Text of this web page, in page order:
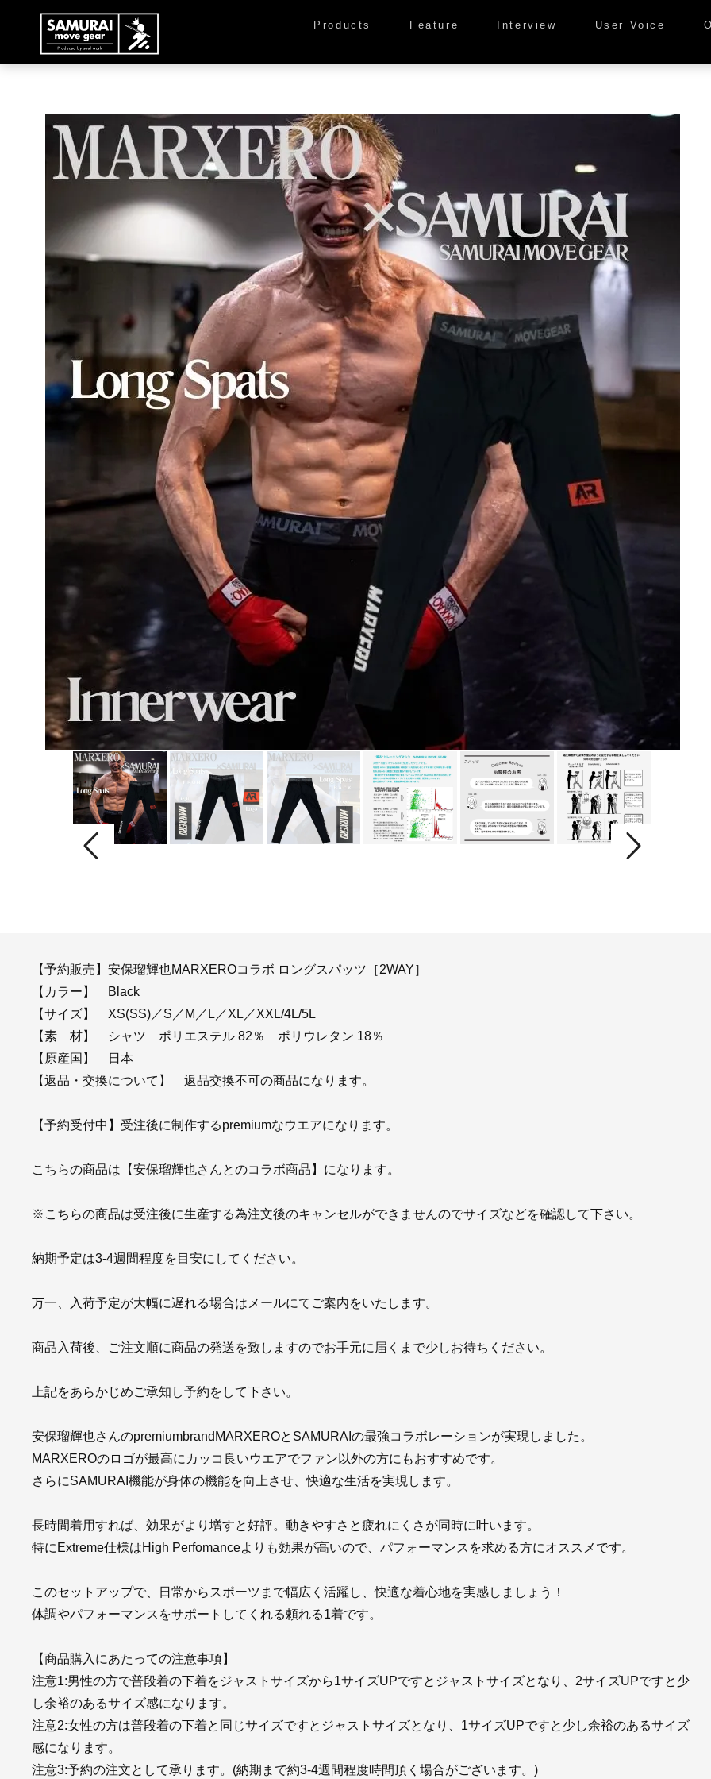
Products Feature Interview User Voice
【予約販売】安保瑠輝也MARXEROコラボ ロングスパッツ［2WAY］
【カラー】 Black
【サイズ】 XS(SS)／S／M／L／XL／XXL/4L/5L
【素 材】 シャツ ポリエステル 82％ ポリウレタン 18％
【原産国】 日本
【返品・交換について】 返品交換不可の商品になります。
【予約受付中】受注後に制作するpremiumなウエアになります。
こちらの商品は【安保瑠輝也さんとのコラボ商品】になります。
※こちらの商品は受注後に生産する為注文後のキャンセルができませんのでサイズなどを確認して下さい。
納期予定は3-4週間程度を目安にしてください。
万一、入荷予定が大幅に遅れる場合はメールにてご案内をいたします。
商品入荷後、ご注文順に商品の発送を致しますのでお手元に届くまで少しお待ちください。
上記をあらかじめご承知し予約をして下さい。
安保瑠輝也さんのpremiumbrandMARXEROとSAMURAIの最強コラボレーションが実現しました。
MARXEROのロゴが最高にカッコ良いウエアでファン以外の方にもおすすめです。
さらにSAMURAI機能が身体の機能を向上させ、快適な生活を実現します。
長時間着用すれば、効果がより増すと好評。動きやすさと疲れにくさが同時に叶います。
特にExtreme仕様はHigh Perfomanceよりも効果が高いので、パフォーマンスを求める方にオススメです。
このセットアップで、日常からスポーツまで幅広く活躍し、快適な着心地を実感しましょう！
体調やパフォーマンスをサポートしてくれる頼れる1着です。
【商品購入にあたっての注意事項】
注意1:男性の方で普段着の下着をジャストサイズから1サイズUPですとジャストサイズとなり、2サイズUPですと少
し余裕のあるサイズ感になります。
注意2:女性の方は普段着の下着と同じサイズですとジャストサイズとなり、1サイズUPですと少し余裕のあるサイズ
感になります。
注意3:予約の注文として承ります。(納期まで約3-4週間程度時間頂く場合がございます。)